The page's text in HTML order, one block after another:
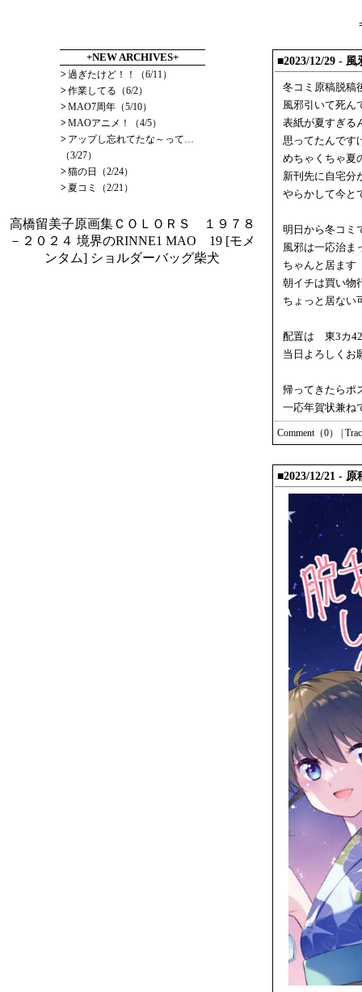
+NEW ARCHIVES+
>過ぎたけど！！（6/11）
>作業してる（6/2）
>MAO7周年（5/10）
>MAOアニメ！（4/5）
> アップし忘れてたな～って…
（3/27）
>猫の日（2/24）
>夏コミ（2/21）
高橋留美子原画集ＣＯＬＯＲＳ １９７８
－２０２４ 境界のRINNE1 MAO 19 [モメ
ンタム] ショルダーバッグ柴犬
■2023/12/29 -
冬コミ原稿脱稿
風邪引いて死ん
表紙が夏すぎる
思ってたんです
めちゃくちゃ夏
新刊先に自宅分
やらかして今
明日から冬コミ
風邪は一応治ま
ちゃんと居ます
朝イチは買い物
ちょっと居な
配置は 東3カ
当日よろしくお
帰ってきたらポ
一応年賀状兼ね
Comment（0）
■2023/12/21 -